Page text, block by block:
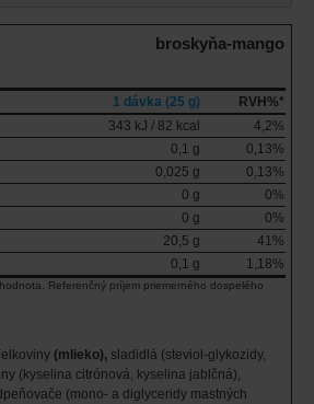
broskyňa-mango
1 dávka (25 g)
RVH%*
343 kJ / 82 kcal
4,2%
0,1 g
0,13%
0,025 g
0,13%
0 g
0%
0 g
0%
20,5 g
41%
0,1 g 1,18%
Referenčný príjem priemerného dospelého
(mlieko), sladidlá (steviol-glykozidy,
(kyselina citrónová, kyselina jablčná),
(mono- a diglyceridy mastných